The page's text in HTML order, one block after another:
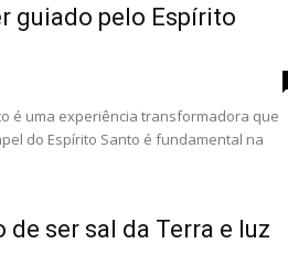
guiado pelo Espírito
é uma experiência transformadora que
do Espírito Santo é fundamental na
ser sal da Terra e luz